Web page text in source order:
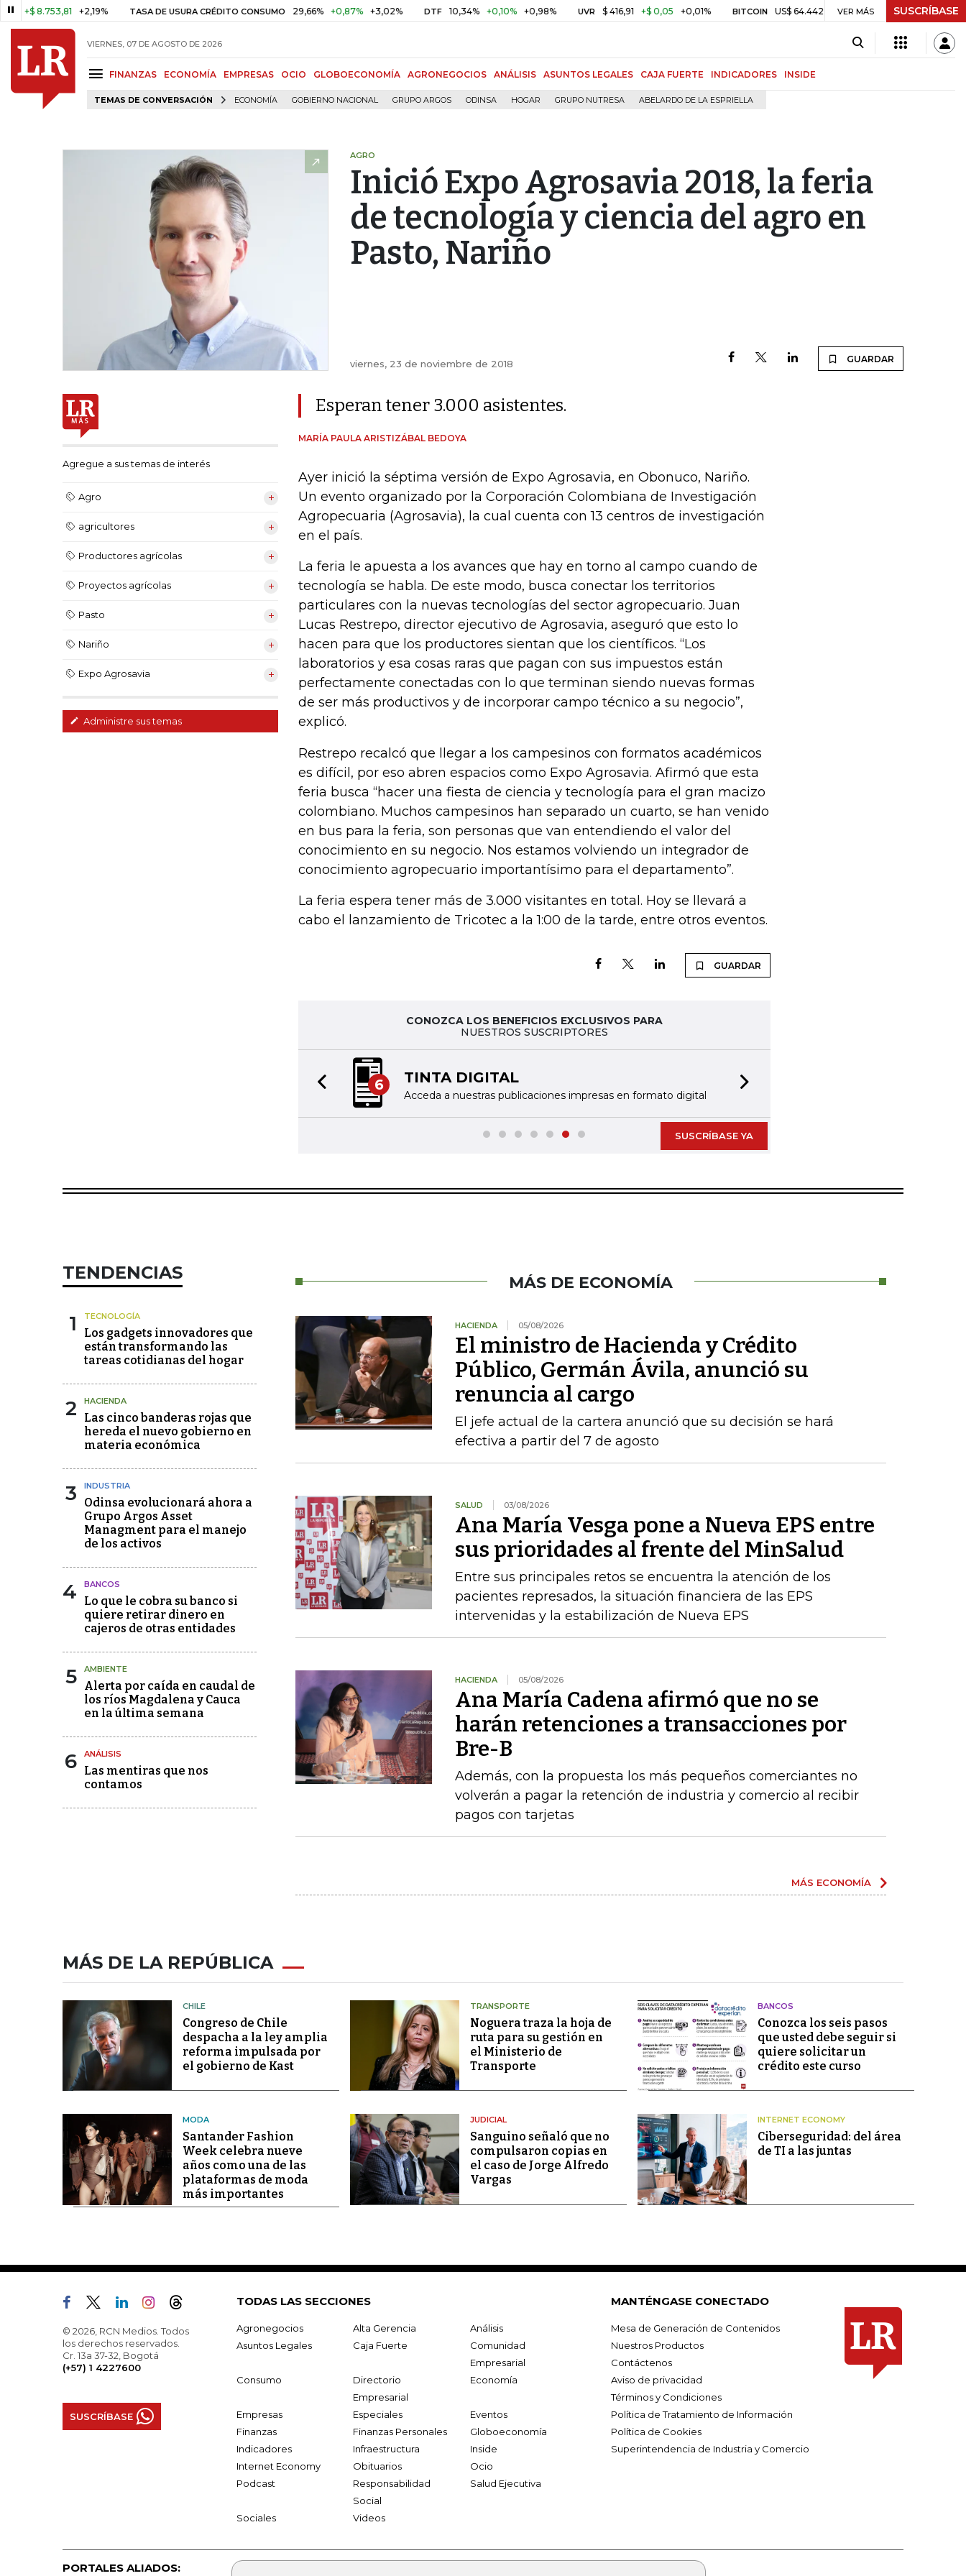
8.753,81 +2,19% TASA DE USURA CRÉDITO CONSUMO 29,66% +0,87% +3,02% DTF 10,34% +0,10% +0,98% UVR $ 416,91 +$ 0,05 +0,01% BITCOIN US$ 64.442,80 -US$ 525,60 -0,81% TRM $
VER MÁS SUSCRÍBASE
VIERNES, 07 DE AGOSTO DE 2026
FINANZAS ECONOMÍA EMPRESAS OCIO GLOBOECONOMÍA AGRONEGOCIOS ANÁLISIS ASUNTOS LEGALES CAJA FUERTE INDICADORES INSIDE
TEMAS DE CONVERSACIÓN ECONOMÍA GOBIERNO NACIONAL GRUPO ARGOS ODINSA HOGAR GRUPO NUTRESA ABELARDO DE LA ESPRIELLA
AGRO
Inició Expo Agrosavia 2018, la feria
de tecnología y ciencia del agro en
Pasto, Nariño
viernes, 23 de noviembre de 2018 GUARDAR
Agregue a sus temas de interés
Agro
agricultores
Productores agrícolas
Proyectos agrícolas
Pasto
Nariño
Expo Agrosavia
Administre sus temas
Esperan tener 3.000 asistentes.
MARÍA PAULA ARISTIZÁBAL BEDOYA
Ayer inició la séptima versión de Expo Agrosavia, en Obonuco, Nariño.
Un evento organizado por la Corporación Colombiana de Investigación
Agropecuaria (Agrosavia), la cual cuenta con 13 centros de investigación
en el país.
La feria le apuesta a los avances que hay en torno al campo cuando de
tecnología se habla. De este modo, busca conectar los territorios
particulares con la nuevas tecnologías del sector agropecuario. Juan
Lucas Restrepo, director ejecutivo de Agrosavia, aseguró que esto lo
hacen para que los productores sientan que los científicos. “Los
laboratorios y esa cosas raras que pagan con sus impuestos están
perfectamente conectadas con lo que terminan siendo nuevas formas
de ser más productivos y de incorporar campo técnico a su negocio”,
explicó.
Restrepo recalcó que llegar a los campesinos con formatos académicos
es difícil, por eso abren espacios como Expo Agrosavia. Afirmó que esta
feria busca “hacer una fiesta de ciencia y tecnología para el gran macizo
colombiano. Muchos campesinos han separado un cuarto, se han venido
en bus para la feria, son personas que van entendiendo el valor del
conocimiento en su negocio. Nos estamos volviendo un integrador de
conocimiento agropecuario importantísimo para el departamento”.
La feria espera tener más de 3.000 visitantes en total. Hoy se llevará a
cabo el lanzamiento de Tricotec a la 1:00 de la tarde, entre otros eventos.
GUARDAR
CONOZCA LOS BENEFICIOS EXCLUSIVOS PARA
NUESTROS SUSCRIPTORES
6 TINTA DIGITAL
Acceda a nuestras publicaciones impresas en formato digital
Previous slide
SUSCRÍBASE YA
TENDENCIAS
1 TECNOLOGÍA
Los gadgets innovadores que
están transformando las
tareas cotidianas del hogar
2 HACIENDA
Las cinco banderas rojas que
hereda el nuevo gobierno en
materia económica
3 INDUSTRIA
Odinsa evolucionará ahora a
Grupo Argos Asset
Managment para el manejo
de los activos
4 BANCOS
Lo que le cobra su banco si
quiere retirar dinero en
cajeros de otras entidades
5 AMBIENTE
Alerta por caída en caudal de
los ríos Magdalena y Cauca
en la última semana
6 ANÁLISIS
Las mentiras que nos
contamos
MÁS DE ECONOMÍA
HACIENDA 05/08/2026
El ministro de Hacienda y Crédito
Público, Germán Ávila, anunció su
renuncia al cargo
El jefe actual de la cartera anunció que su decisión se hará
efectiva a partir del 7 de agosto
SALUD 03/08/2026
Ana María Vesga pone a Nueva EPS entre
sus prioridades al frente del MinSalud
Entre sus principales retos se encuentra la atención de los
pacientes represados, la situación financiera de las EPS
intervenidas y la estabilización de Nueva EPS
HACIENDA 05/08/2026
Ana María Cadena afirmó que no se
harán retenciones a transacciones por
Bre-B
Además, con la propuesta los más pequeños comerciantes no
volverán a pagar la retención de industria y comercio al recibir
pagos con tarjetas
MÁS ECONOMÍA
MÁS DE LA REPÚBLICA
CHILE
Congreso de Chile
despacha a la ley amplia
reforma impulsada por
el gobierno de Kast
TRANSPORTE
Noguera traza la hoja de
ruta para su gestión en
el Ministerio de
Transporte
BANCOS
Conozca los seis pasos
que usted debe seguir si
quiere solicitar un
crédito este curso
MODA
Santander Fashion
Week celebra nueve
años como una de las
plataformas de moda
más importantes
JUDICIAL
Sanguino señaló que no
compulsaron copias en
el caso de Jorge Alfredo
Vargas
INTERNET ECONOMY
Ciberseguridad: del área
de TI a las juntas
© 2026, RCN Medios. Todos
los derechos reservados.
Cr. 13a 37-32, Bogotá
(+57) 1 4227600
SUSCRÍBASE
TODAS LAS SECCIONES
Agronegocios Alta Gerencia
Análisis
Asuntos Legales
Caja Fuerte
Comunidad
Empresarial
Consumo
Directorio
Empresarial
Economía
Empresas Especiales
Eventos
Finanzas
Finanzas Personales
Globoeconomía
Indicadores
Infraestructura
Inside
Internet Economy
Obituarios
Ocio
Podcast
Responsabilidad
Social
Salud Ejecutiva
Sociales Videos
MANTÉNGASE CONECTADO
Mesa de Generación de Contenidos
Nuestros Productos
Contáctenos
Aviso de privacidad
Términos y Condiciones
Política de Tratamiento de Información
Política de Cookies
Superintendencia de Industria y Comercio
PORTALES ALIADOS: